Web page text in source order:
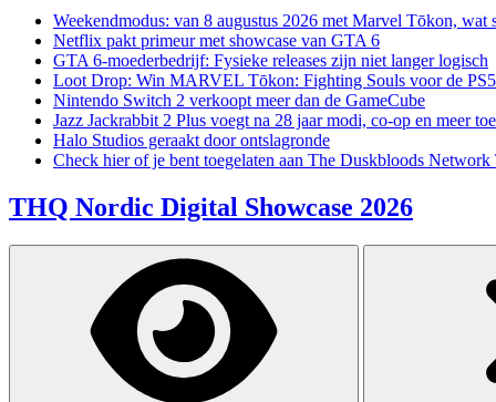
Weekendmodus: van 8 augustus 2026 met Marvel Tōkon, wat
Netflix pakt primeur met showcase van GTA 6
GTA 6-moederbedrijf: Fysieke releases zijn niet langer logisch
Loot Drop: Win MARVEL Tōkon: Fighting Souls voor de PS5
Nintendo Switch 2 verkoopt meer dan de GameCube
Jazz Jackrabbit 2 Plus voegt na 28 jaar modi, co-op en meer toe
Halo Studios geraakt door ontslagronde
Check hier of je bent toegelaten aan The Duskbloods Network
THQ Nordic Digital Showcase 2026